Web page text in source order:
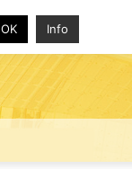
OK Info